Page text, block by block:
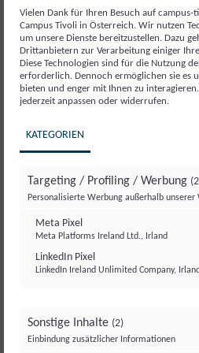
Bundeskanzler Christian
Podcast-Format„Für uns in
im Gespräch“.
Seit einem Jahr trägt die
Verantwortung für
Entscheidungen,
Weichenstellungen für die
Im Rahmen dieser politischen
gemeinsam eine erste Bilanz
umgesetzte Maßnahmen und
Reformvorhaben
politische Herausforderungen
Österreich 2026
Vielen Dank für Ihren Besuch auf campus-
Campus Tivoli in Österreich. Wir nutzen
um unsere Dienste bereitzustellen. Dazu
Drittanbietern zur Verarbeitung einiger
Diese Technologien sind für die Nutzung
erforderlich. Dennoch ermöglichen sie es
bieten und enger mit Ihnen zu
jederzeit anpassen oder widerrufen.
KATEGORIEN
Targeting / Profiling / Werbung
Personalisierte Werbung außerhalb unserer
Meta Pixel
Meta Platforms Ireland Ltd., Irland
LinkedIn Pixel
LinkedIn Ireland Unlimited Company, Irland
Sonstige Inhalte (2)
Einbindung zusätzlicher Informationen